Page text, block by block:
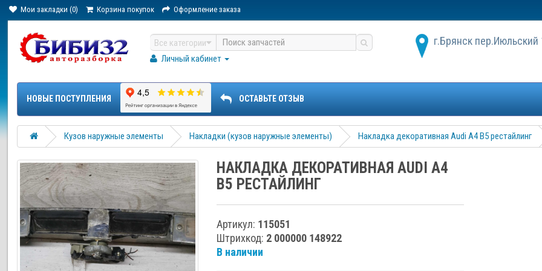
Мои закладки (0) Корзина покупок Оформление заказа
Все категории
Личный кабинет
г.Брянск пер.Июльский
НОВЫЕ ПОСТУПЛЕНИЯ ОСТАВЬТЕ ОТЗЫВ
Кузов наружные элементы Накладки (кузов наружные элементы) Накладка декоративная Audi A4 B5 рестайлинг
НАКЛАДКА ДЕКОРАТИВНАЯ AUDI A4
B5 РЕСТАЙЛИНГ
Артикул: 115051
Штрихкод: 2 000000 148922
В наличии